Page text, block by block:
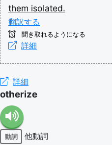
them isolated.
翻訳する
聞き取れるようになる
詳細
詳細
otherize
動詞
他動詞